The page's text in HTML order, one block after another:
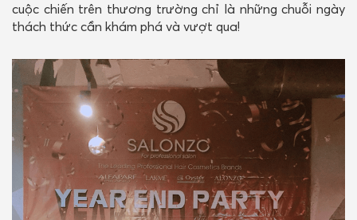
cuộc chiến trên thương trường chỉ là những chuỗi ngày
thách thức cần khám phá và vượt qua!